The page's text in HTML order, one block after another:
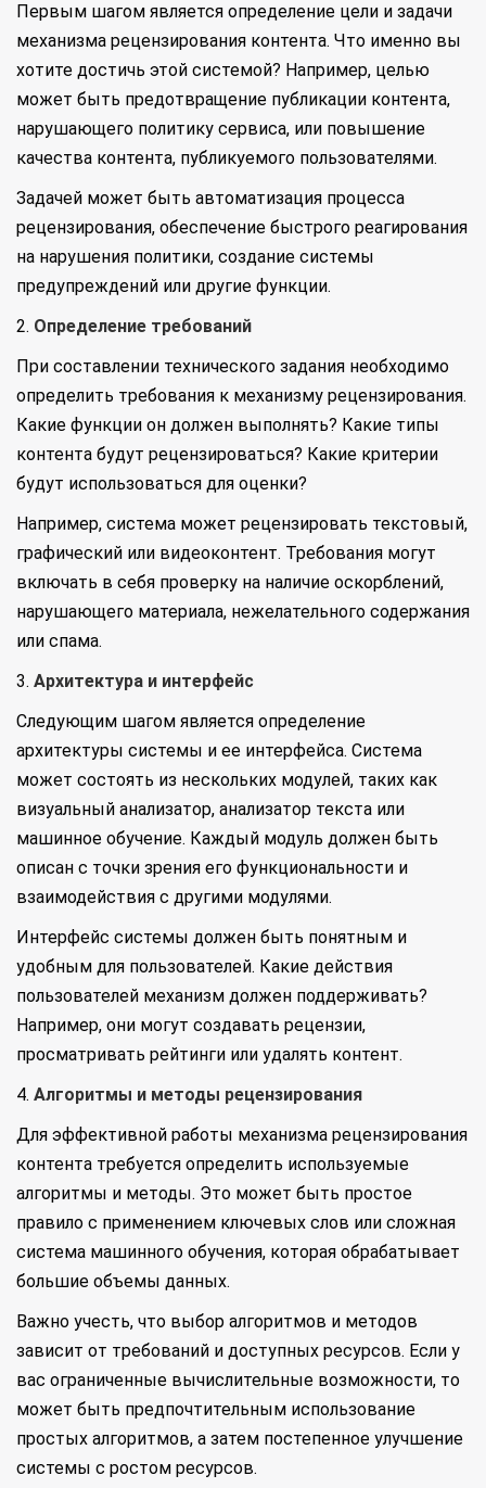
Первым шагом является определение цели и задачи
механизма рецензирования контента. Что именно вы
хотите достичь этой системой? Например, целью
может быть предотвращение публикации контента,
нарушающего политику сервиса, или повышение
качества контента, публикуемого пользователями.
Задачей может быть автоматизация процесса
рецензирования, обеспечение быстрого реагирования
на нарушения политики, создание системы
предупреждений или другие функции.
2. Определение требований
При составлении технического задания необходимо
определить требования к механизму рецензирования.
Какие функции он должен выполнять? Какие типы
контента будут рецензироваться? Какие критерии
будут использоваться для оценки?
Например, система может рецензировать текстовый,
графический или видеоконтент. Требования могут
включать в себя проверку на наличие оскорблений,
нарушающего материала, нежелательного содержания
или спама.
3. Архитектура и интерфейс
Следующим шагом является определение
архитектуры системы и ее интерфейса. Система
может состоять из нескольких модулей, таких как
визуальный анализатор, анализатор текста или
машинное обучение. Каждый модуль должен быть
описан с точки зрения его функциональности и
взаимодействия с другими модулями.
Интерфейс системы должен быть понятным и
удобным для пользователей. Какие действия
пользователей механизм должен поддерживать?
Например, они могут создавать рецензии,
просматривать рейтинги или удалять контент.
4. Алгоритмы и методы рецензирования
Для эффективной работы механизма рецензирования
контента требуется определить используемые
алгоритмы и методы. Это может быть простое
правило с применением ключевых слов или сложная
система машинного обучения, которая обрабатывает
большие объемы данных.
Важно учесть, что выбор алгоритмов и методов
зависит от требований и доступных ресурсов. Если у
вас ограниченные вычислительные возможности, то
может быть предпочтительным использование
простых алгоритмов, а затем постепенное улучшение
системы с ростом ресурсов.